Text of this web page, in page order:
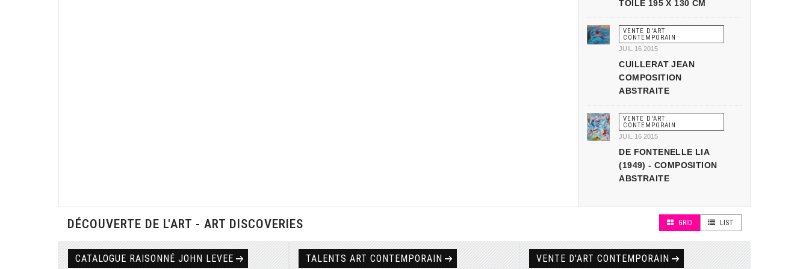
TOILE 195 X 130 CM
VENTE D'ART
CONTEMPORAIN
JUIL 16 2015
CUILLERAT JEAN
COMPOSITION
ABSTRAITE
VENTE D'ART
CONTEMPORAIN
JUIL 16 2015
DE FONTENELLE LIA
(1949) - COMPOSITION
ABSTRAITE
DÉCOUVERTE DE L'ART - ART DISCOVERIES GRID LIST
CATALOGUE RAISONNÉ JOHN LEVEE TALENTS ART CONTEMPORAIN VENTE D'ART CONTEMPORAIN